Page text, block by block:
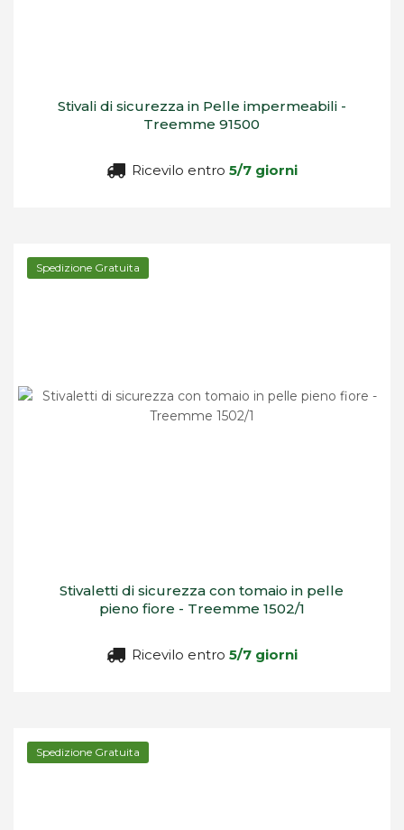
Stivali di sicurezza in Pelle impermeabili -
Treemme 91500
Ricevilo entro 5/7 giorni
Spedizione Gratuita
Stivaletti di sicurezza con tomaio in pelle
pieno fiore - Treemme 1502/1
Ricevilo entro 5/7 giorni
Spedizione Gratuita